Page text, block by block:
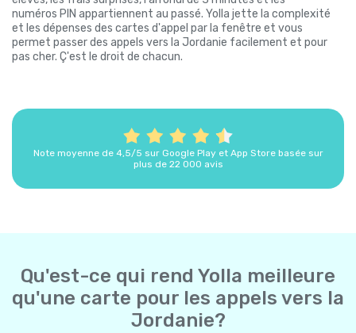
numéros PIN appartiennent au passé. Yolla jette la complexité
et les dépenses des cartes d'appel par la fenêtre et vous
permet passer des appels vers la Jordanie facilement et pour
pas cher. Ç'est le droit de chacun.
Note moyenne de 4,5/5 sur Google Play et App Store basée sur
plus de 22 000 avis
Qu'est-ce qui rend Yolla meilleure
qu'une carte pour les appels vers la
Jordanie?